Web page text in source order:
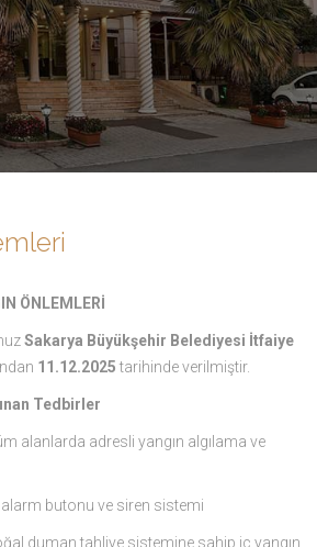
ÖNLEMLERİ
Sakarya Büyükşehir Belediyesi İtfaiye
11.12.2025 tarihinde verilmiştir.
Tedbirler
alanlarda adresli yangın algılama ve
alarm butonu ve siren sistemi
duman tahliye sistemine sahip iç yangın